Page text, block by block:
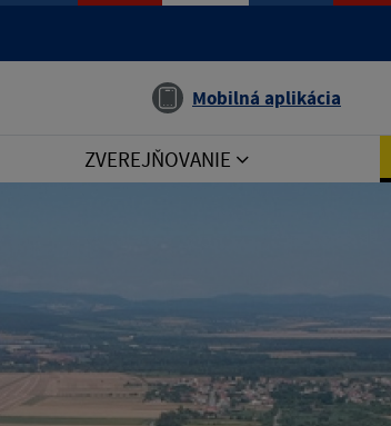
Mobilná aplikácia
ZVEREJŇOVANIE